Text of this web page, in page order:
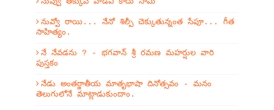
నువ్వో రాయి... నేనో శిల్పీ చెక్కుతున్నంత సేపూ... గీత
సాహిత్యం.
నే నేవడను ? - భగవాన్ శ్రీ రమణ మహర్షుల వారి
పుస్తకం
నేడు అంతర్జాతీయ మాతృభాషా దినోత్సవం - మనం
తెలుగులోనే మాట్లాడుకుందాం.